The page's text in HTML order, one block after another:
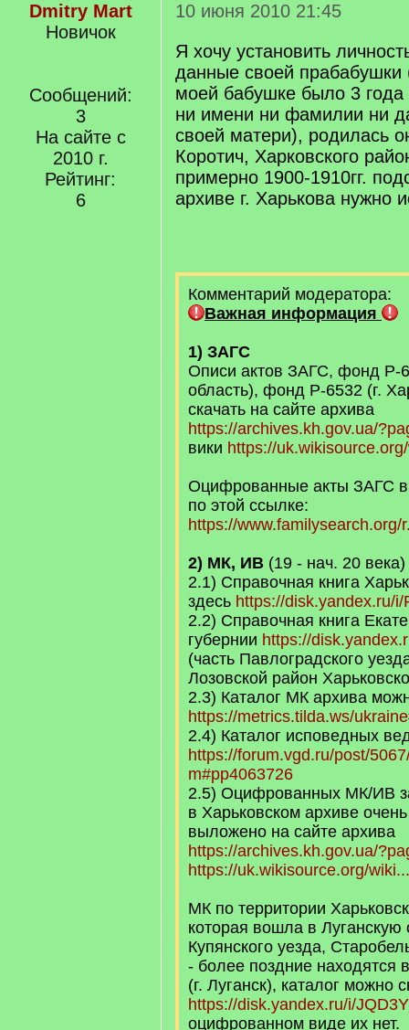
Dmitry Mart
Новичок
Сообщений:
3
На сайте с
2010 г.
Рейтинг:
6
10 июня 2010 21:45
Я хочу установить
данные своей прабабушки
моей бабушке было 3
ни имени ни фамилии ни
своей матери), родилась
Коротич, Харковского
примерно 1900-1910гг.
архиве г. Харькова нужно
Комментарий модератора:
Важная информация
1) ЗАГС
Описи актов ЗАГС, фонд Р-
область), фонд Р-6532 (г.
скачать на сайте архива
https://archives.kh.gov.ua/
вики https://
Оцифрованные акты ЗАГС
по этой ссылке:
https://www.familysearch.org/
2) МК, ИВ (19 - нач. 20 века)
2.1) Справочная книга
здесь https://disk.yandex.ru/
2.2) Справочная книга
губернии https://
(часть Павлоградского
Лозовской район
2.3) Каталог МК архива
https://metrics.tilda.ws/
2.4) Каталог исповедных
https://forum.vgd.ru/post/
m#pp4063726
2.5) Оцифрованных МК/ИВ
в Харьковском архиве
выложено на сайте архива
https://archives.kh.gov.ua/
https://uk.wikisource.org/
МК по территории
которая вошла в Луганскую
Купянского уезда,
- более поздние находятся
(г. Луганск), каталог можно
https://disk.yandex.ru/i/
оцифрованном виде их нет.